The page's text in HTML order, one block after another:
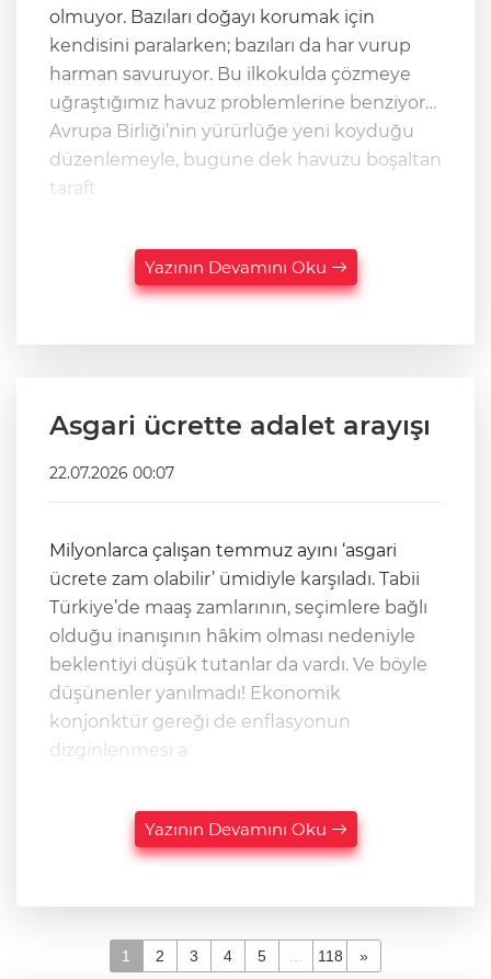
olmuyor. Bazıları doğayı korumak için
kendisini paralarken; bazıları da har vurup
harman savuruyor. Bu ilkokulda çözmeye
uğraştığımız havuz problemlerine benziyor…
Avrupa Birliği’nin yürürlüğe yeni koyduğu
düzenlemeyle, bugüne dek havuzu boşaltan
taraft
Yazının Devamını Oku
Asgari ücrette adalet arayışı
22.07.2026 00:07
Milyonlarca çalışan temmuz ayını ‘asgari
ücrete zam olabilir’ ümidiyle karşıladı. Tabii
Türkiye’de maaş zamlarının, seçimlere bağlı
olduğu inanışının hâkim olması nedeniyle
beklentiyi düşük tutanlar da vardı. Ve böyle
düşünenler yanılmadı! Ekonomik
konjonktür gereği de enflasyonun
dizginlenmesi a
Yazının Devamını Oku
1 2 3 4 5 118 »